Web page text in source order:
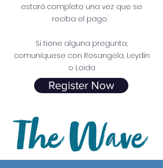
estará completo una vez que se
reciba el pago.
Si tiene alguna pregunta,
comuníquese con Rosangela, Leydin
o Loida
Register Now